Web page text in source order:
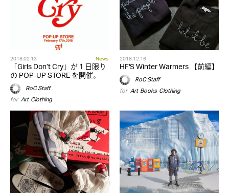
2018.02.13 News
「Girls Don’t Cry」が 1 日限り
の POP-UP STORE を開催。
RoC Staff
for Art,Clothing
2018.12.16
HF'S Winter Warmers 【前編】
RoC Staff
for Art,Books,Clothing